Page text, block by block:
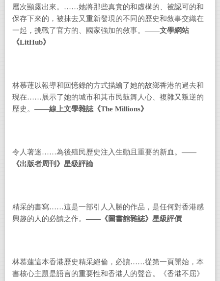
層次顯露出來。 ……她將那些真實的和虛構的、被認可的和
保存下來的，被抹去又重新發現的不同的歷史和敘事交織在
一起，挑戰了官方的、國家強加的敘事。 ——文學網站
《LitHub》
林慕蓮以報導和回憶錄的方式描繪了她的故鄉香港的過去和
現在……展示了她的城市和其市民鼓舞人心、複雜又叛逆的
歷史。 ——線上文學雜誌《The Millions》
令人著迷……為後殖民歷史注入生動且重要的新血。 ——
《出版者周刊》星級評論
精采的書寫……這是一部引人入勝的作品，是任何對香港感
興趣的人的必讀之作。 —— 《圖書館雜誌》星級評價
林慕蓮這本香港歷史精采絕倫，必讀……從第一頁開始，本
書核心主題是語言的重要性和香港人的聲音。《香港不屈》